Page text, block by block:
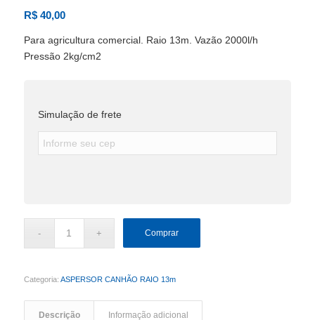
R$40,00
Para agricultura comercial. Raio 13m. Vazão 2000l/h
Pressão 2kg/cm2
Simulação de frete
Comprar
Categoria: ASPERSOR CANHÃO RAIO 13m
Descrição Informação adicional